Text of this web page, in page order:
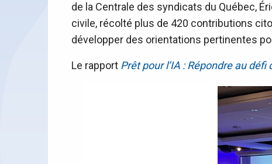
de la Centrale des syndicats du Québec,
civile, récolté plus de 420 contributions
développer des orientations pertinentes
Le rapport Prêt pour l’IA : Répondre au